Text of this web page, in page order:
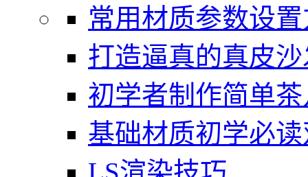
常用材质参数设
打造逼真的真皮
初学者制作简单
基础材质初学必